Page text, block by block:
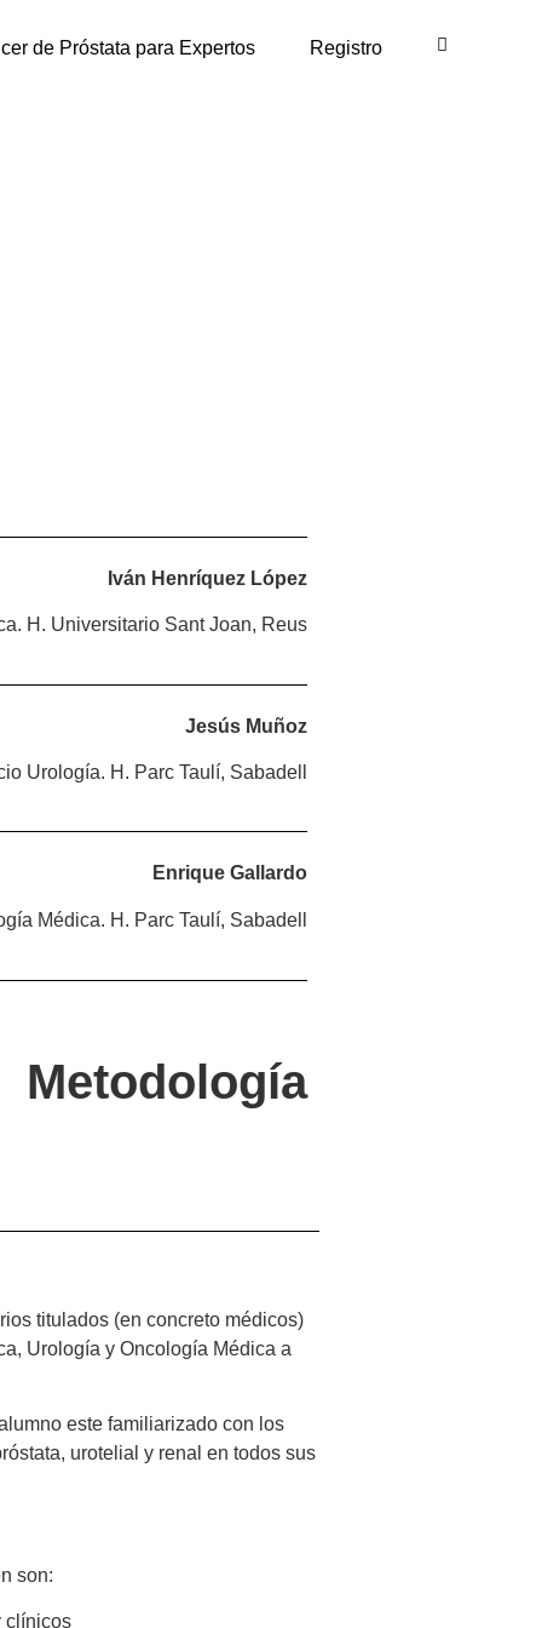
de Próstata para Expertos Registro
Iván Henríquez López
H. Universitario Sant Joan, Reus
Jesús Muñoz
Urología. H. Parc Taulí, Sabadell
Enrique Gallardo
Médica. H. Parc Taulí, Sabadell
Metodología
titulados (en concreto médicos)
Urología y Oncología Médica a
este familiarizado con los
urotelial y renal en todos sus
son:
clínicos